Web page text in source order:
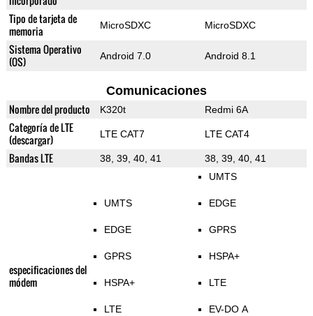
Tipo de tarjeta de
memoria
MicroSDXC MicroSDXC
Sistema Operativo
(OS)
Android 7.0 Android 8.1
Comunicaciones
Nombre del producto K320t Redmi 6A
Categoría de LTE
(descargar)
LTE CAT7 LTE CAT4
Bandas LTE 38, 39, 40, 41 38, 39, 40, 41
especificaciones del
módem
UMTS
EDGE
GPRS
HSPA+
LTE
UMTS
EDGE
GPRS
HSPA+
LTE
EV-DO A